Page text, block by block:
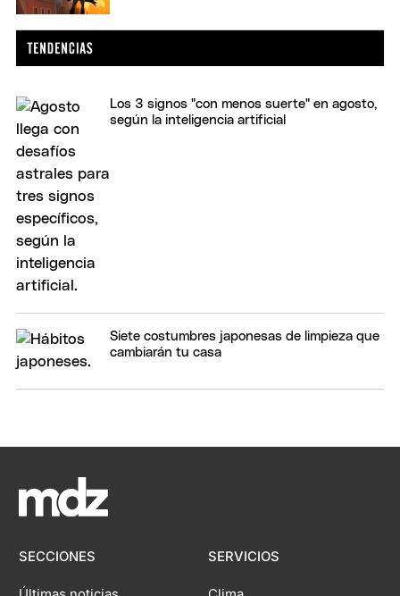
Los 3 signos "con menos suerte" en agosto,
según la inteligencia artificial
Siete costumbres japonesas de limpieza que
cambiarán tu casa
SECCIONES SERVICIOS